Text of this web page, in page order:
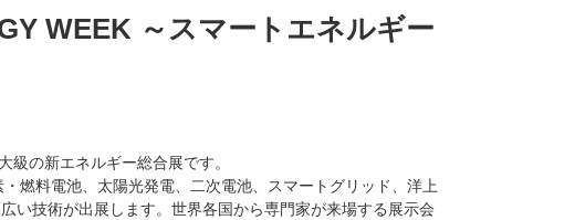
WEEK ～スマートエネルギー
級の新エネルギー総合展です。
燃料電池、太陽光発電、二次電池、スマートグリッド、洋上
い技術が出展します。世界各国から専門家が来場する展示会